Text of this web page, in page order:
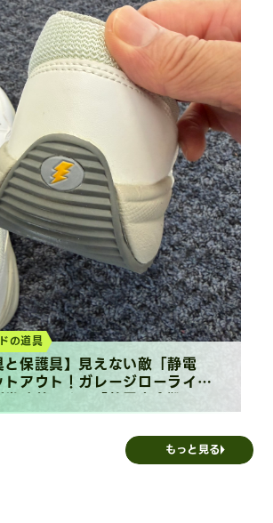
の道具
と保護具】見えない敵「静電
アウト！ガレージローライド
時着用する「静電安全靴」の
もっと見る